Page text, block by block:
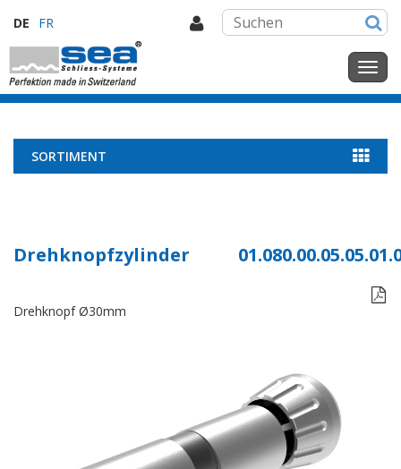
DE FR
SORTIMENT
Drehknopfzylinder

Drehknopf Ø30mm